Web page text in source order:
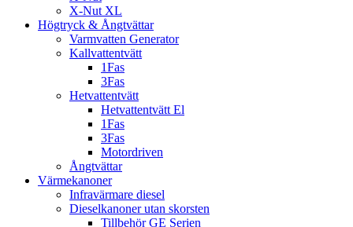
X-Nut XL
Högtryck & Ångtvättar
Varmvatten Generator
Kallvattentvätt
1Fas
3Fas
Hetvattentvätt
Hetvattentvätt El
1Fas
3Fas
Motordriven
Ångtvättar
Värmekanoner
Infravärmare diesel
Dieselkanoner utan skorsten
Tillbehör GE Serien